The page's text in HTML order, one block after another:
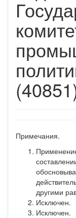
Примечания.
другими
Исключен.
Исключен.